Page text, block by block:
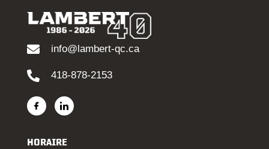
info@lambert-qc.ca
418-878-2153
HORAIRE